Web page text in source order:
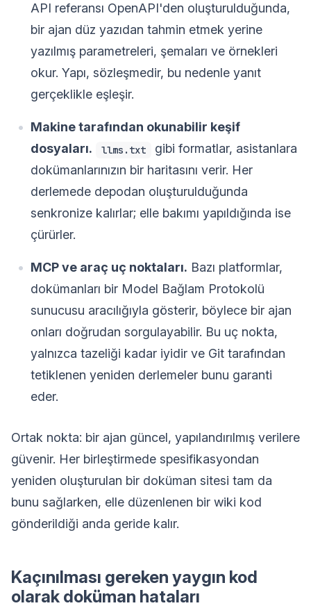
API referansı OpenAPI'den oluşturulduğunda,
bir ajan düz yazıdan tahmin etmek yerine
yazılmış parametreleri, şemaları ve örnekleri
okur. Yapı, sözleşmedir, bu nedenle yanıt
gerçeklikle eşleşir.
Makine tarafından okunabilir keşif
dosyaları.
llms.txt
gibi formatlar, asistanlara
dokümanlarınızın bir haritasını verir. Her
derlemede depodan oluşturulduğunda
senkronize kalırlar; elle bakımı yapıldığında ise
çürürler.
MCP ve araç uç noktaları. Bazı platformlar,
dokümanları bir Model Bağlam Protokolü
sunucusu aracılığıyla gösterir, böylece bir ajan
onları doğrudan sorgulayabilir. Bu uç nokta,
yalnızca tazeliği kadar iyidir ve Git tarafından
tetiklenen yeniden derlemeler bunu garanti
eder.
Ortak nokta: bir ajan güncel, yapılandırılmış verilere
güvenir. Her birleştirmede spesifikasyondan
yeniden oluşturulan bir doküman sitesi tam da
bunu sağlarken, elle düzenlenen bir wiki kod
gönderildiği anda geride kalır.
Kaçınılması gereken yaygın kod
olarak doküman hataları